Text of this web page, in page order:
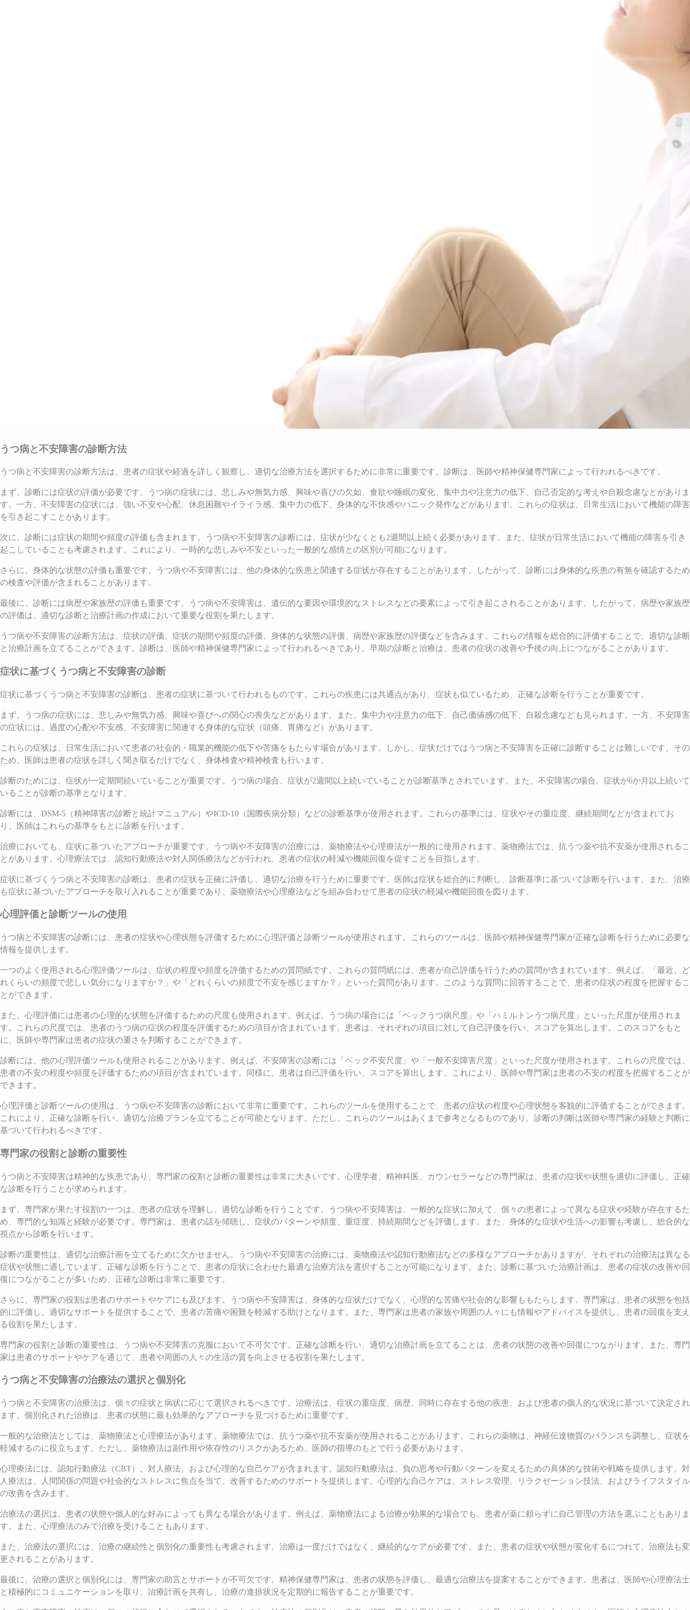
うつ病と不安障害の診断方法
うつ病と不安障害の診断方法は、患者の症状や経過を詳しく観察し、適切な治療方法を選択するために非常に重要です。診断は、医師や精神保健専門家によって行われるべきです。
まず、診断には症状の評価が必要です。うつ病の症状には、悲しみや無気力感、興味や喜びの欠如、食欲や睡眠の変化、集中力や注意力の低下、自己否定的な考えや自殺念慮などがありま
す。一方、不安障害の症状には、強い不安や心配、休息困難やイライラ感、集中力の低下、身体的な不快感やパニック発作などがあります。これらの症状は、日常生活において機能の障害
を引き起こすことがあります。
次に、診断には症状の期間や頻度の評価も含まれます。うつ病や不安障害の診断には、症状が少なくとも2週間以上続く必要があります。また、症状が日常生活において機能の障害を引き
起こしていることも考慮されます。これにより、一時的な悲しみや不安といった一般的な感情との区別が可能になります。
さらに、身体的な状態の評価も重要です。うつ病や不安障害には、他の身体的な疾患と関連する症状が存在することがあります。したがって、診断には身体的な疾患の有無を確認するため
の検査や評価が含まれることがあります。
最後に、診断には病歴や家族歴の評価も重要です。うつ病や不安障害は、遺伝的な要因や環境的なストレスなどの要素によって引き起こされることがあります。したがって、病歴や家族歴
の評価は、適切な診断と治療計画の作成において重要な役割を果たします。
うつ病や不安障害の診断方法は、症状の評価、症状の期間や頻度の評価、身体的な状態の評価、病歴や家族歴の評価などを含みます。これらの情報を総合的に評価することで、適切な診断
と治療計画を立てることができます。診断は、医師や精神保健専門家によって行われるべきであり、早期の診断と治療は、患者の症状の改善や予後の向上につながることがあります。
症状に基づくうつ病と不安障害の診断
症状に基づくうつ病と不安障害の診断は、患者の症状に基づいて行われるものです。これらの疾患には共通点があり、症状も似ているため、正確な診断を行うことが重要です。
まず、うつ病の症状には、悲しみや無気力感、興味や喜びへの関心の喪失などがあります。また、集中力や注意力の低下、自己価値感の低下、自殺念慮なども見られます。一方、不安障害
の症状には、過度の心配や不安感、不安障害に関連する身体的な症状（頭痛、胃痛など）があります。
これらの症状は、日常生活において患者の社会的・職業的機能の低下や苦痛をもたらす場合があります。しかし、症状だけではうつ病と不安障害を正確に診断することは難しいです。その
ため、医師は患者の症状を詳しく聞き取るだけでなく、身体検査や精神検査も行います。
診断のためには、症状が一定期間続いていることが重要です。うつ病の場合、症状が2週間以上続いていることが診断基準とされています。また、不安障害の場合、症状が6か月以上続いて
いることが診断の基準となります。
診断には、DSM-5（精神障害の診断と統計マニュアル）やICD-10（国際疾病分類）などの診断基準が使用されます。これらの基準には、症状やその重症度、継続期間などが含まれてお
り、医師はこれらの基準をもとに診断を行います。
治療においても、症状に基づいたアプローチが重要です。うつ病や不安障害の治療には、薬物療法や心理療法が一般的に使用されます。薬物療法では、抗うつ薬や抗不安薬が使用されるこ
とがあります。心理療法では、認知行動療法や対人関係療法などが行われ、患者の症状の軽減や機能回復を促すことを目指します。
症状に基づくうつ病と不安障害の診断は、患者の症状を正確に評価し、適切な治療を行うために重要です。医師は症状を総合的に判断し、診断基準に基づいて診断を行います。また、治療
も症状に基づいたアプローチを取り入れることが重要であり、薬物療法や心理療法などを組み合わせて患者の症状の軽減や機能回復を図ります。
心理評価と診断ツールの使用
うつ病と不安障害の診断には、患者の症状や心理状態を評価するために心理評価と診断ツールが使用されます。これらのツールは、医師や精神保健専門家が正確な診断を行うために必要な
情報を提供します。
一つのよく使用される心理評価ツールは、症状の程度や頻度を評価するための質問紙です。これらの質問紙には、患者が自己評価を行うための質問が含まれています。例えば、「最近、ど
れくらいの頻度で悲しい気分になりますか？」や「どれくらいの頻度で不安を感じますか？」といった質問があります。このような質問に回答することで、患者の症状の程度を把握するこ
とができます。
また、心理評価には患者の心理的な状態を評価するための尺度も使用されます。例えば、うつ病の場合には「ベックうつ病尺度」や「ハミルトンうつ病尺度」といった尺度が使用されま
す。これらの尺度では、患者のうつ病の症状の程度を評価するための項目が含まれています。患者は、それぞれの項目に対して自己評価を行い、スコアを算出します。このスコアをもと
に、医師や専門家は患者の症状の重さを判断することができます。
診断には、他の心理評価ツールも使用されることがあります。例えば、不安障害の診断には「ベック不安尺度」や「一般不安障害尺度」といった尺度が使用されます。これらの尺度では、
患者の不安の程度や頻度を評価するための項目が含まれています。同様に、患者は自己評価を行い、スコアを算出します。これにより、医師や専門家は患者の不安の程度を把握することが
できます。
心理評価と診断ツールの使用は、うつ病や不安障害の診断において非常に重要です。これらのツールを使用することで、患者の症状の程度や心理状態を客観的に評価することができます。
これにより、正確な診断を行い、適切な治療プランを立てることが可能となります。ただし、これらのツールはあくまで参考となるものであり、診断の判断は医師や専門家の経験と判断に
基づいて行われるべきです。
専門家の役割と診断の重要性
うつ病と不安障害は精神的な疾患であり、専門家の役割と診断の重要性は非常に大きいです。心理学者、精神科医、カウンセラーなどの専門家は、患者の症状や状態を適切に評価し、正確
な診断を行うことが求められます。
まず、専門家が果たす役割の一つは、患者の症状を理解し、適切な診断を行うことです。うつ病や不安障害は、一般的な症状に加えて、個々の患者によって異なる症状や経験が存在するた
め、専門的な知識と経験が必要です。専門家は、患者の話を傾聴し、症状のパターンや頻度、重症度、持続期間などを評価します。また、身体的な症状や生活への影響も考慮し、総合的な
視点から診断を行います。
診断の重要性は、適切な治療計画を立てるために欠かせません。うつ病や不安障害の治療には、薬物療法や認知行動療法などの多様なアプローチがありますが、それぞれの治療法は異なる
症状や状態に適しています。正確な診断を行うことで、患者の症状に合わせた最適な治療方法を選択することが可能になります。また、診断に基づいた治療計画は、患者の症状の改善や回
復につながることが多いため、正確な診断は非常に重要です。
さらに、専門家の役割は患者のサポートやケアにも及びます。うつ病や不安障害は、身体的な症状だけでなく、心理的な苦痛や社会的な影響ももたらします。専門家は、患者の状態を包括
的に評価し、適切なサポートを提供することで、患者の苦痛や困難を軽減する助けとなります。また、専門家は患者の家族や周囲の人々にも情報やアドバイスを提供し、患者の回復を支え
る役割を果たします。
専門家の役割と診断の重要性は、うつ病や不安障害の克服において不可欠です。正確な診断を行い、適切な治療計画を立てることは、患者の状態の改善や回復につながります。また、専門
家は患者のサポートやケアを通じて、患者や周囲の人々の生活の質を向上させる役割を果たします。
うつ病と不安障害の治療法の選択と個別化
うつ病と不安障害の治療法は、個々の症状と病状に応じて選択されるべきです。治療法は、症状の重症度、病歴、同時に存在する他の疾患、および患者の個人的な状況に基づいて決定され
ます。個別化された治療は、患者の状態に最も効果的なアプローチを見つけるために重要です。
一般的な治療法としては、薬物療法と心理療法があります。薬物療法では、抗うつ薬や抗不安薬が使用されることがあります。これらの薬物は、神経伝達物質のバランスを調整し、症状を
軽減するのに役立ちます。ただし、薬物療法は副作用や依存性のリスクがあるため、医師の指導のもとで行う必要があります。
心理療法には、認知行動療法（CBT）、対人療法、および心理的な自己ケアが含まれます。認知行動療法は、負の思考や行動パターンを変えるための具体的な技術や戦略を提供します。対
人療法は、人間関係の問題や社会的なストレスに焦点を当て、改善するためのサポートを提供します。心理的な自己ケアは、ストレス管理、リラクゼーション技法、およびライフスタイル
の改善を含みます。
治療法の選択は、患者の状態や個人的な好みによっても異なる場合があります。例えば、薬物療法による治療が効果的な場合でも、患者が薬に頼らずに自己管理の方法を選ぶこともありま
す。また、心理療法のみで治療を受けることもあります。
また、治療法の選択には、治療の継続性と個別化の重要性も考慮されます。治療は一度だけではなく、継続的なケアが必要です。また、患者の症状や状態が変化するにつれて、治療法も変
更されることがあります。
最後に、治療の選択と個別化には、専門家の助言とサポートが不可欠です。精神保健専門家は、患者の状態を評価し、最適な治療法を提案することができます。患者は、医師や心理療法士
と積極的にコミュニケーションを取り、治療計画を共有し、治療の進捗状況を定期的に報告することが重要です。